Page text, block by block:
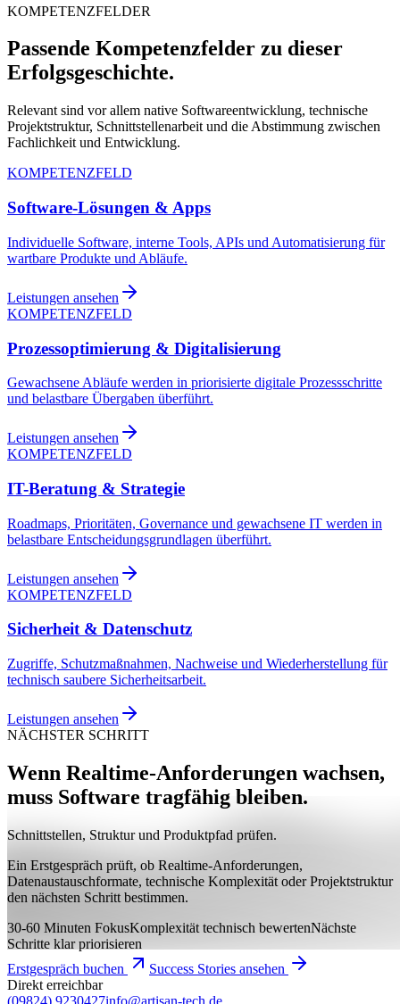
KOMPETENZFELDER
Passende Kompetenzfelder zu dieser
Erfolgsgeschichte.
Relevant sind vor allem native Softwareentwicklung, technische
Projektstruktur, Schnittstellenarbeit und die Abstimmung zwischen
Fachlichkeit und Entwicklung.
KOMPETENZFELD
Software-Lösungen & Apps
Individuelle Software, interne Tools, APIs und Automatisierung für
wartbare Produkte und Abläufe.
Leistungen ansehen
KOMPETENZFELD
Prozessoptimierung & Digitalisierung
Gewachsene Abläufe werden in priorisierte digitale Prozessschritte
und belastbare Übergaben überführt.
Leistungen ansehen
KOMPETENZFELD
IT-Beratung & Strategie
Roadmaps, Prioritäten, Governance und gewachsene IT werden in
belastbare Entscheidungsgrundlagen überführt.
Leistungen ansehen
KOMPETENZFELD
Sicherheit & Datenschutz
Zugriffe, Schutzmaßnahmen, Nachweise und Wiederherstellung für
technisch saubere Sicherheitsarbeit.
Leistungen ansehen
NÄCHSTER SCHRITT
Wenn Realtime-Anforderungen wachsen,
muss Software tragfähig bleiben.
Schnittstellen, Struktur und Produktpfad prüfen.
Ein Erstgespräch prüft, ob Realtime-Anforderungen,
Datenaustauschformate, technische Komplexität oder Projektstruktur
den nächsten Schritt bestimmen.
30-60 Minuten FokusKomplexität technisch bewertenNächste
Schritte klar priorisieren
Erstgespräch buchen
Success Stories ansehen
Direkt erreichbar
(09824) 9230427info@artisan-tech.de